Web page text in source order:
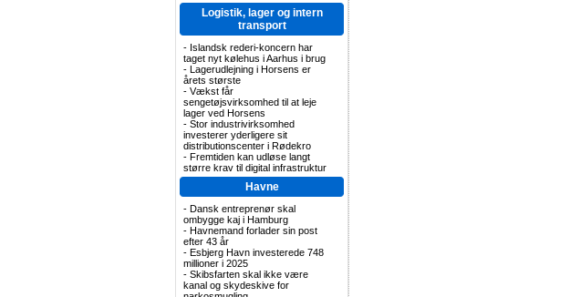
Logistik, lager og intern
transport
- Islandsk rederi-koncern har
taget nyt kølehus i Aarhus i brug
- Lagerudlejning i Horsens er
årets største
- Vækst får
sengetøjsvirksomhed til at leje
lager ved Horsens
- Stor industrivirksomhed
investerer yderligere sit
distributionscenter i Rødekro
- Fremtiden kan udløse langt
større krav til digital infrastruktur
Havne
- Dansk entreprenør skal
ombygge kaj i Hamburg
- Havnemand forlader sin post
efter 43 år
- Esbjerg Havn investerede 748
millioner i 2025
- Skibsfarten skal ikke være
kanal og skydeskive for